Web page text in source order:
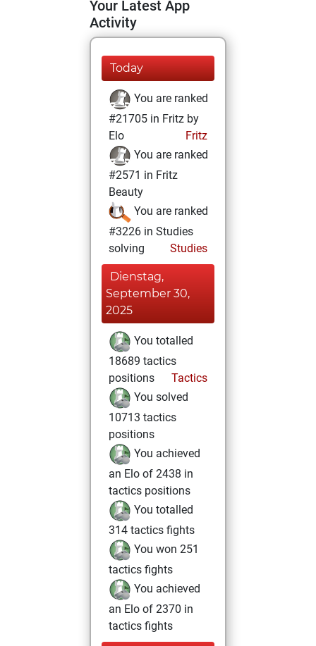
Your Latest App
Activity
Today
You are ranked
#21705 in Fritz by
Elo
Fritz
You are ranked
#2571 in Fritz
Beauty
You are ranked
#3226 in Studies
solving
Studies
Dienstag,
September 30,
2025
You totalled
18689 tactics
positions
Tactics
You solved
10713 tactics
positions
You achieved
an Elo of 2438 in
tactics positions
You totalled
314 tactics fights
You won 251
tactics fights
You achieved
an Elo of 2370 in
tactics fights